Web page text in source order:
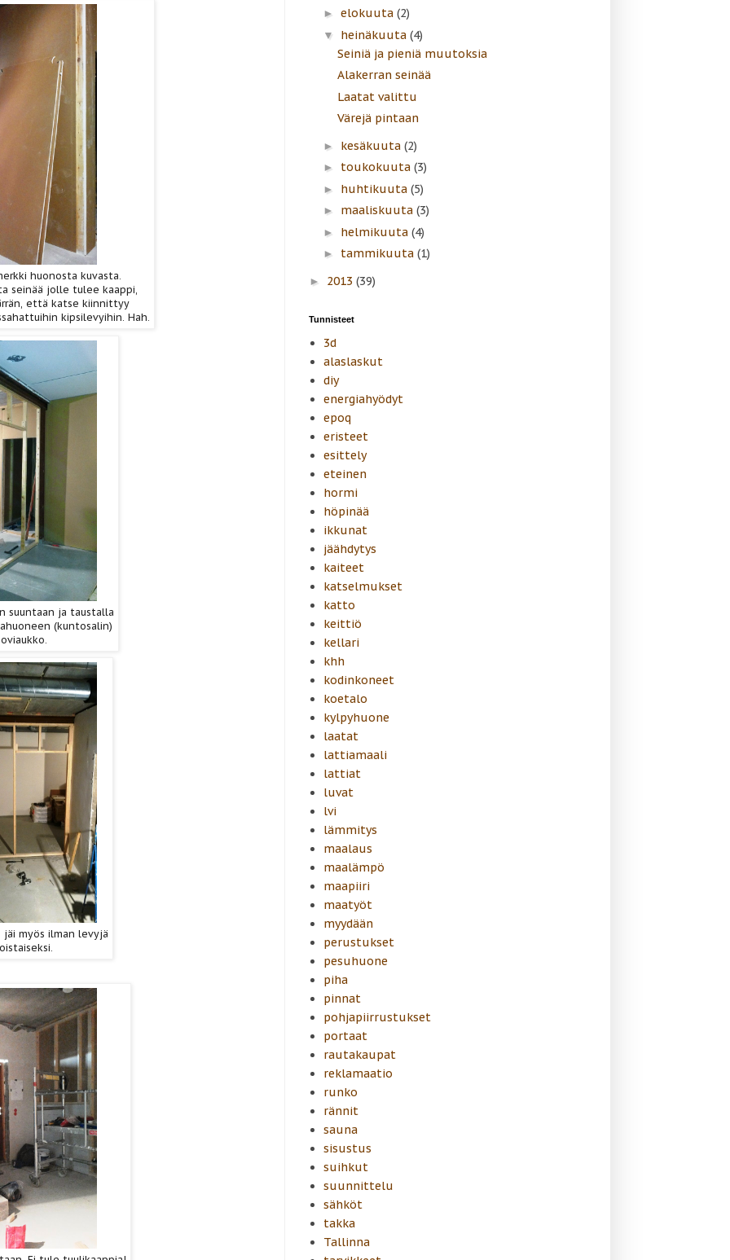
huonosta kuvasta.
seinää jolle tulee kaappi,
että katse kiinnittyy
kipsilevyihin. Hah.
suuntaan ja taustalla
(kuntosalin)
oviaukko.
jäi myös ilman levyjä
► elokuuta (2)
▼ heinäkuuta (4)
Seiniä ja pieniä muutoksia
Alakerran seinää
Laatat valittu
Värejä pintaan
► kesäkuuta (2)
► toukokuuta (3)
► huhtikuuta (5)
► maaliskuuta (3)
► helmikuuta (4)
► tammikuuta (1)
► 2013 (39)
Tunnisteet
3d
alaslaskut
diy
energiahyödyt
epoq
eristeet
esittely
eteinen
hormi
höpinää
ikkunat
jäähdytys
kaiteet
katselmukset
katto
keittiö
kellari
khh
kodinkoneet
koetalo
kylpyhuone
laatat
lattiamaali
lattiat
luvat
lvi
lämmitys
maalaus
maalämpö
maapiiri
maatyöt
myydään
perustukset
pesuhuone
piha
pinnat
pohjapiirrustukset
portaat
rautakaupat
reklamaatio
runko
rännit
sauna
sisustus
suihkut
suunnittelu
sähköt
takka
Tallinna